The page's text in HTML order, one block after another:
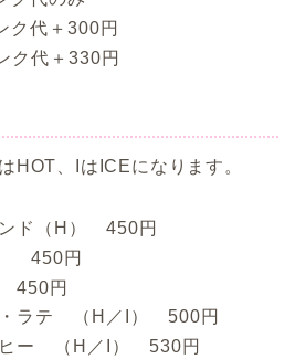
代＋300円
代＋330円
HOT、IはICEになります。
ド（H） 450円
450円
450円
・ラテ （H／I） 500円
ヒー （H／I） 530円